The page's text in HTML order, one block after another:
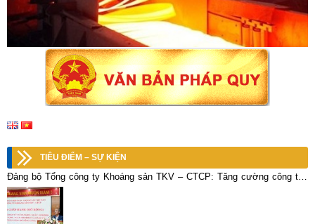
TIÊU ĐIỂM – SỰ KIỆN
Đảng bộ Tổng công ty Khoáng sản TKV – CTCP: Tăng cường công tác
phòng, chống tham nhũng; thực hành tiết kiệm, chống lãng phí